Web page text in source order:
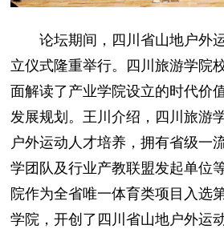
论坛期间，四川省山地户外
立仪式隆重举行。四川旅游学院
面解读了产业学院设立的时代价
发展规划。王川介绍，四川旅游
户外运动人才培养，拥有省级一
学团队及行业产教联盟发起单位
院作为全省唯一体育类项目入选
学院，开创了四川省山地户外运